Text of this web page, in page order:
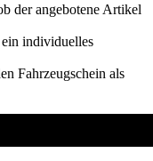
der angebotene Artikel
individuelles
Fahrzeugschein als